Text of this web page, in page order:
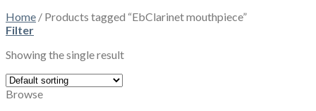
Home / Products tagged “EbClarinet mouthpiece”
Filter
Showing the single result
Browse